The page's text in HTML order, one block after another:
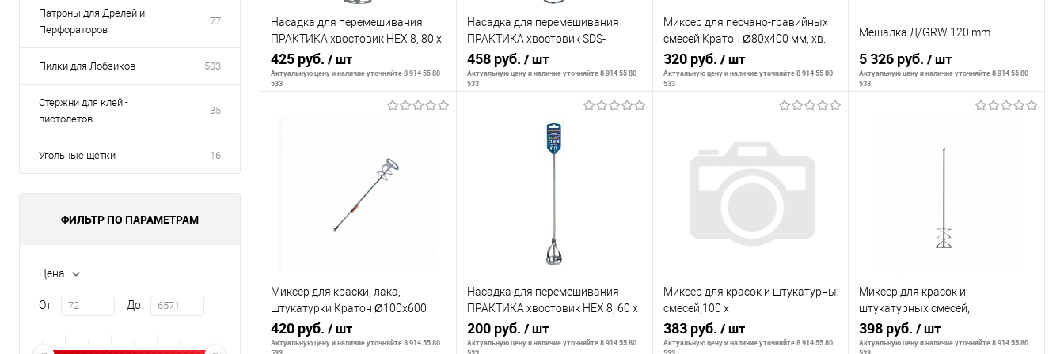
Патроны для Дрелей и
Перфораторов
77
Пилки для Лобзиков 503
Стержни для клей -
пистолетов
35
Угольные щетки 16
ФИЛЬТР ПО ПАРАМЕТРАМ
Цена
От До
Насадка для перемешивания
ПРАКТИКА хвостовик НЕХ 8, 80 х
400
425 руб. / шт
Актуальную цену и наличие уточняйте 8 914 55 80
533
Насадка для перемешивания
ПРАКТИКА хвостовик SDS-
plus,100 х 600
458 руб. / шт
Актуальную цену и наличие уточняйте 8 914 55 80
533
В корзину
Миксер для песчано-гравийных
смесей Кратон Ø80х400 мм, хв.
SDS-Plus
320 руб. / шт
Актуальную цену и наличие уточняйте 8 914 55 80
533
В корзину
К сравнению
Мешалка Д/GRW 120 mm
5 326 руб./ шт
Актуальную цену и наличие уточняйте 8 914 55 80
533
В корзину
Миксер для краски, лака,
штукатурки Кратон Ø100х600
мм, хв.HEX 8
420 руб. / шт
Актуальную цену и наличие уточняйте 8 914 55 80
Насадка для перемешивания
ПРАКТИКА хвостовик НЕХ 8, 60 х
400
200 руб. / шт
Актуальную цену и наличие уточняйте 8 914 55 80
Миксер для красок и штукатурных
смесей,100 х
600мм,оцинкованный,шестигранный
хвостовик 10мм// Denzel
383 руб. / шт
Актуальную цену и наличие уточняйте 8 914 55 80
Миксер для красок и
штукатурных смесей,
100х600мм, хвостовик SDS plus//
Сибртех
398 руб./ шт
Актуальную цену и наличие уточняйте 8 914 55 80